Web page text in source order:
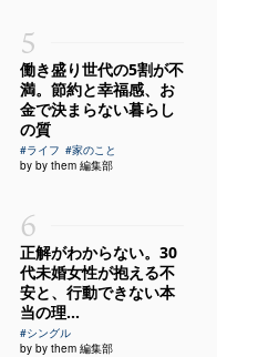
5
働き盛り世代の5割が不
満。節約と幸福感、お
金で決まらない暮らし
の質
#ライフ #家のこと
by by them 編集部
6
正解がわからない。30
代未婚女性が抱える不
安と、行動できない本
当の理...
#シングル
by by them 編集部